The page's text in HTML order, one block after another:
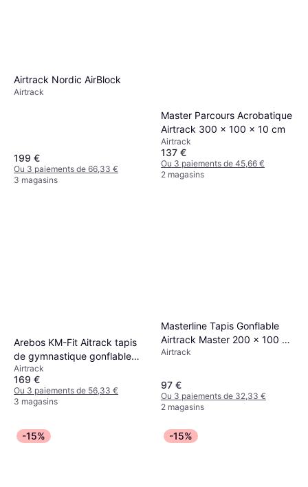
Airtrack Nordic AirBlock
Airtrack
199 €
Ou 3 paiements de 66,33 €
3 magasins
Master Parcours Acrobatique
Airtrack 300 x 100 x 10 cm
Airtrack
137 €
Ou 3 paiements de 45,66 €
2 magasins
Arebos KM-Fit Aitrack tapis
de gymnastique gonflable
4m 400 x 100 x 10 cm Drop-
Stitch pompe électrique
incluse
Airtrack
169 €
Ou 3 paiements de 56,33 €
3 magasins
Masterline Tapis Gonflable
Airtrack Master 200 x 100 x
10 cm
Airtrack
97 €
Ou 3 paiements de 32,33 €
2 magasins
-15% -15%